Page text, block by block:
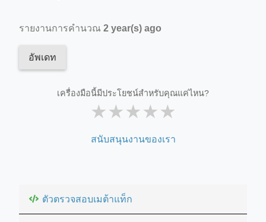
รายงานการคำนวณ 2 year(s) ago
อัพเดท
เครื่องมือนี้มีประโยชน์สำหรับคุณแค่ไหน?
★★★★★
สนับสนุนงานของเรา
ตัวตรวจสอบเมต้าแท็ก